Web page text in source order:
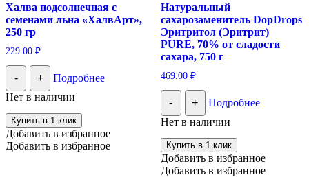
Халва подсолнечная с
семенами льна «ХалвАрт»,
250 гр
229.00 ₽
- +
Подробнее
Нет в наличии
Купить в 1 клик
Добавить в избранное
Добавить в избранное
Натуральный
сахарозаменитель DopDrops
Эритритол (Эритрит)
PURE, 70% от сладости
сахара, 750 г
469.00 ₽
- +
Подробнее
Нет в наличии
Купить в 1 клик
Добавить в избранное
Добавить в избранное